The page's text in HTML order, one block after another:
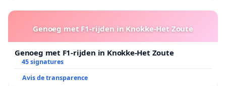
Genoeg met F1-rijden in Knokke-Het Zoute
Genoeg met F1-rijden in Knokke-Het Zoute
45 signatures
Avis de transparence